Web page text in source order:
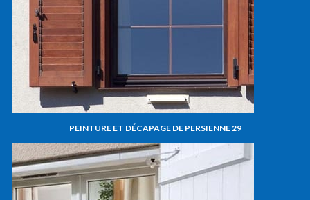
PEINTURE ET DÉCAPAGE DE PERSIENNE 29